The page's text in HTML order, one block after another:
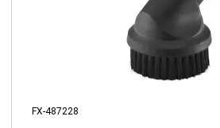
FX-487228